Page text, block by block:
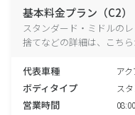
基本料金プラン（C2）
スタンダード・ミドルの
捨てなどの詳細は、こち
代表車種 ア
ボディタイプ ス
営業時間